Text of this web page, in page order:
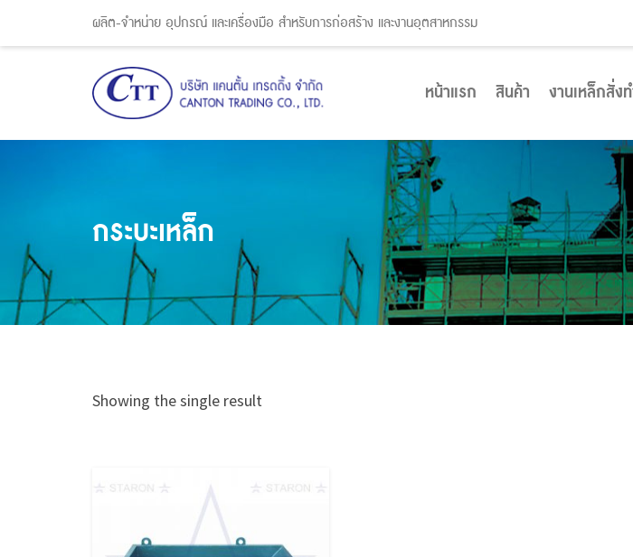
ผลิต-จำหน่าย อุปกรณ์ และเครื่องมือ สำหรับการก่อสร้าง และงานอุตสาหกรรม
หน้าแรก สินค้า งานเหล็กสั่ง
กระบะเหล็ก
Showing the single result